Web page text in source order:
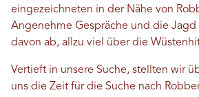
eingezeichneten in der Nähe von
Angenehme Gespräche und die
davon ab, allzu viel über die
Vertieft in unsere Suche, stellten wir
uns die Zeit für die Suche nach